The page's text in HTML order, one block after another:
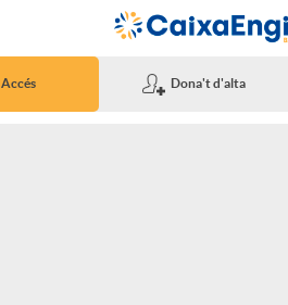
Accés Dona't d'alta